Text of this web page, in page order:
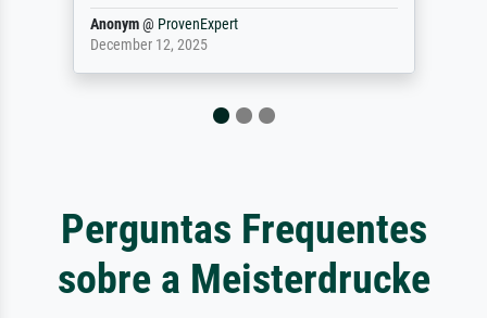
Reinhold, @ProvenExpert
April 22, 2026
Perguntas Frequentes
sobre a Meisterdrucke